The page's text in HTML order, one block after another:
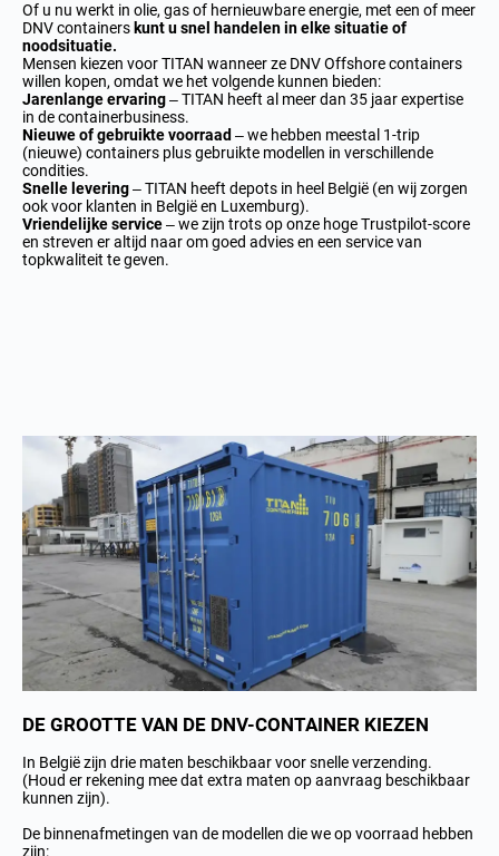
Of u nu werkt in olie, gas of hernieuwbare energie, met een of meer
DNV containers kunt u snel handelen in elke situatie of
noodsituatie.
Mensen kiezen voor TITAN wanneer ze DNV Offshore containers
willen kopen, omdat we het volgende kunnen bieden:
Jarenlange ervaring– TITAN heeft al meer dan 35 jaar expertise
in de containerbusiness.
Nieuwe of gebruikte voorraad – we hebben meestal 1-trip
(nieuwe) containers plus gebruikte modellen in verschillende
condities.
Snelle levering– TITAN heeft depots in heel België (en wij zorgen
ook voor klanten in België en Luxemburg).
Vriendelijke service– we zijn trots op onze hoge Trustpilot-score
en streven er altijd naar om goed advies en een service van
topkwaliteit te geven.
DE GROOTTE VAN DE DNV-CONTAINER KIEZEN
In België zijn drie maten beschikbaar voor snelle verzending.
(Houd er rekening mee dat extra maten op aanvraag beschikbaar
kunnen zijn).
De binnenafmetingen van de modellen die we op voorraad hebben
zijn: